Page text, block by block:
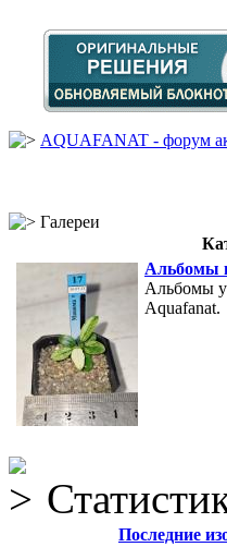
AQUAFANAT - форум
Галереи
Альбомы
Альбомы
Aquafanat.
Последние